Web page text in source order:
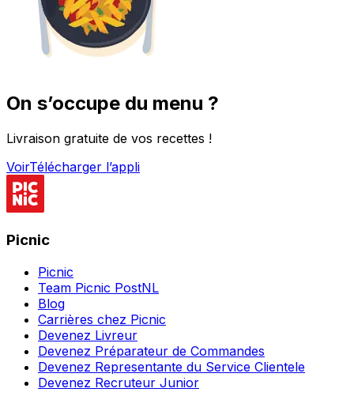
On s’occupe du menu ?
Livraison gratuite de vos recettes !
VoirTélécharger l’appli
Picnic
Picnic
Team Picnic PostNL
Blog
Carrières chez Picnic
Devenez Livreur
Devenez Préparateur de Commandes
Devenez Representante du Service Clientele
Devenez Recruteur Junior